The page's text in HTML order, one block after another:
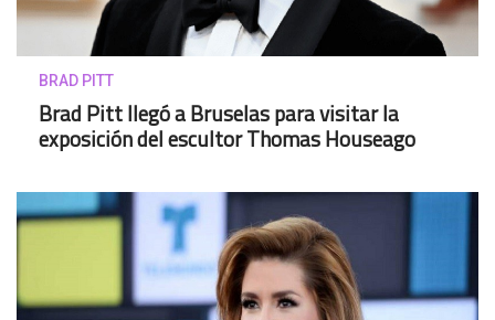
BRAD PITT
Brad Pitt llegó a Bruselas para visitar la
exposición del escultor Thomas Houseago